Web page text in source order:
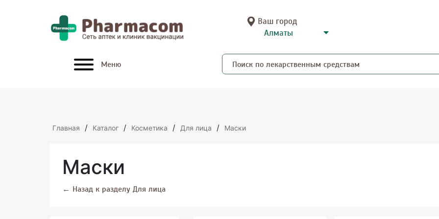
Ваш город
Меню
Главная / Каталог / Косметика / Для лица / Маски
Маски
← Назад к разделу Для лица